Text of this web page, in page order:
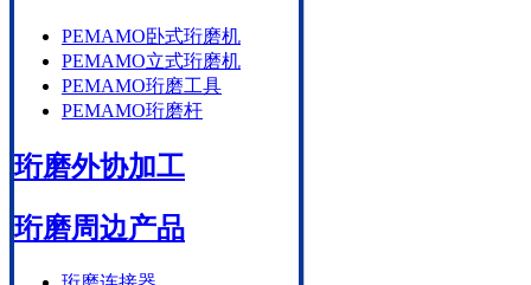
PEMAMO卧式珩磨机
PEMAMO立式珩磨机
PEMAMO珩磨工具
PEMAMO珩磨杆
珩磨外协加工
珩磨周边产品